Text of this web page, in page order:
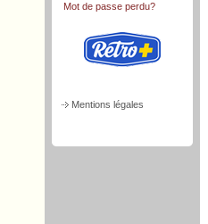
Mot de passe perdu?
Mentions légales